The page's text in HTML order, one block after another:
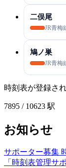
二俣尾
JR青梅
鳩ノ巣
JR青梅
時刻表が登録さ
7895 / 10623 駅
お知らせ
サポーター募集
「時刻表管理サ